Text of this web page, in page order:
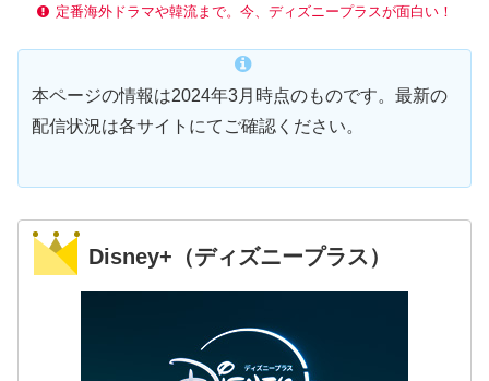
定番海外ドラマや韓流まで。今、ディズニープラスが面白い！
本ページの情報は2024年3月時点のものです。最新の
配信状況は各サイトにてご確認ください。
Disney+（ディズニープラス）